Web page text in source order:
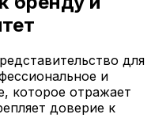
для
и
которое отражает
доверие к